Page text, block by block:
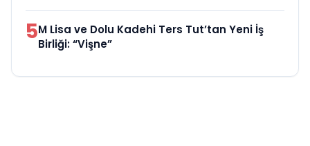
5M Lisa ve Dolu Kadehi Ters Tut’tan Yeni İş
Birliği: “Vişne”